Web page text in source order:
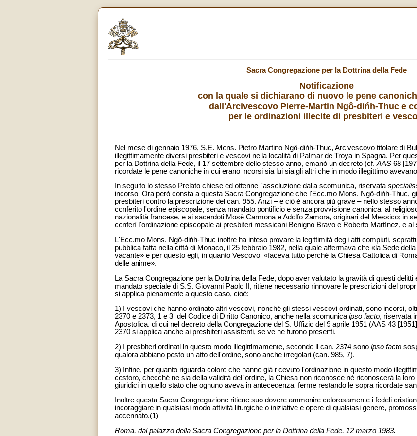
Sacra Congregazione per la Dottrina della Fede
Notificazione
con la quale si dichiarano di nuovo le pene
dall'Arcivescovo Pierre-Martin Ngô-dińh-Thuc e
per le ordinazioni illecite di presbiteri e
Nel mese di gennaio 1976, S.E. Mons. Pietro Martino Ngô-dińh-Thuc, Arcivescovo titolare di
illegittimamente diversi presbiteri e vescovi nella località di Palmar de Troya in Spagna. Per
per la Dottrina della Fede, il 17 settembre dello stesso anno, emanò un decreto (cf. AAS 68
ricordate le pene canoniche in cui erano incorsi sia lui sia gli altri che in modo illegittimo
In seguito lo stesso Prelato chiese ed ottenne l'assoluzione dalla scomunica, riservata
incorso. Ora però consta a questa Sacra Congregazione che l'Ecc.mo Mons. Ngô-dińh-Thuc,
presbiteri contro la prescrizione del can. 955. Anzi – e ciò è ancora più grave – nello stesso
conferito l'ordine episcopale, senza mandato pontificio e senza provvisione canonica, al
nazionalità francese, e ai sacerdoti Mosè Carmona e Adolfo Zamora, originari del Messico; in
conferì l'ordinazione episcopale ai presbiteri messicani Benigno Bravo e Roberto Martínez, e
L'Ecc.mo Mons. Ngô-dińh-Thuc inoltre ha inteso provare la legittimità degli atti compiuti,
pubblica fatta nella città di Monaco, il 25 febbraio 1982, nella quale affermava che «la Sede
vacante» e per questo egli, in quanto Vescovo, «faceva tutto perché la Chiesa Cattolica di
delle anime».
La Sacra Congregazione per la Dottrina della Fede, dopo aver valutato la gravità di questi delitti
mandato speciale di S.S. Giovanni Paolo II, ritiene necessario rinnovare le prescrizioni del
si applica pienamente a questo caso, cioè:
1) I vescovi che hanno ordinato altri vescovi, nonché gli stessi vescovi ordinati, sono incorsi,
2370 e 2373, 1 e 3, del Codice di Diritto Canonico, anche nella scomunicaipso facto, riservata
Apostolica, di cui nel decreto della Congregazione del S. Uffizio del 9 aprile 1951 (AAS 43
2370 si applica anche ai presbiteri assistenti, se ve ne furono presenti.
2) I presbiteri ordinati in questo modo illegittimamente, secondo il can. 2374 sono ipso facto
qualora abbiano posto un atto dell'ordine, sono anche irregolari (can. 985, 7).
3) Infine, per quanto riguarda coloro che hanno già ricevuto l'ordinazione in questo modo
costoro, checché ne sia della validità dell'ordine, la Chiesa non riconosce né riconoscerà la loro
giuridici in quello stato che ognuno aveva in antecedenza, ferme restando le sopra ricordate
Inoltre questa Sacra Congregazione ritiene suo dovere ammonire calorosamente i fedeli
incoraggiare in qualsiasi modo attività liturgiche o iniziative e opere di qualsiasi genere,
accennato.(1)
Roma, dal palazzo della Sacra Congregazione per la Dottrina della Fede, 12 marzo 1983.